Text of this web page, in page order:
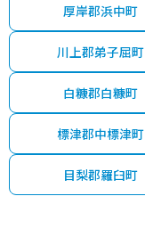
厚岸郡浜中町
川上郡弟子屈町
白糠郡白糠町
標津郡中標津町
目梨郡羅臼町